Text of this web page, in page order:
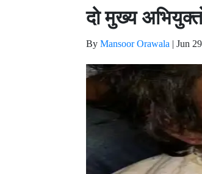
दो मुख्य
By Mansoor Orawala | Jun